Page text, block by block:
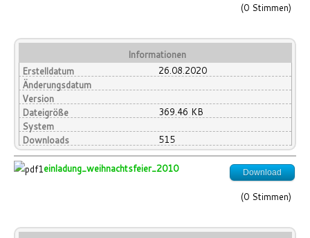
(0 Stimmen)
Informationen
Erstelldatum
26.08.2020
Änderungsdatum
Version
Dateigröße
369.46 KB
System
Downloads
515
einladung_weihnachtsfeier_2010 Download
(0 Stimmen)